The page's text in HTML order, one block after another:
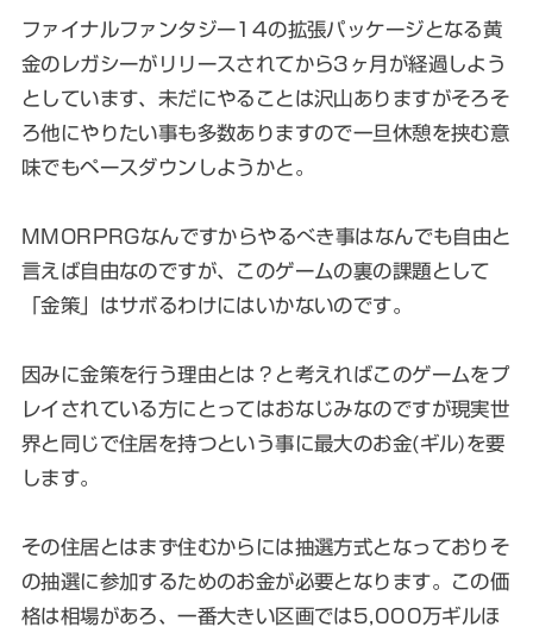
ファイナルファンタジー14の拡張パッケージとなる黄
金のレガシーがリリースされてから3ヶ月が経過しよう
としています、未だにやることは沢山ありますがそろそ
ろ他にやりたい事も多数ありますので一旦休憩を挟む意
味でもペースダウンしようかと。
MMORPRGなんですからやるべき事はなんでも自由と
言えば自由なのですが、このゲームの裏の課題として
「金策」はサボるわけにはいかないのです。
因みに金策を行う理由とは？と考えればこのゲームをプ
レイされている方にとってはおなじみなのですが現実世
界と同じで住居を持つという事に最大のお金(ギル)を要
します。
その住居とはまず住むからには抽選方式となっておりそ
の抽選に参加するためのお金が必要となります。この価
格は相場があろ、一番大きい区画では5,000万ギルほ